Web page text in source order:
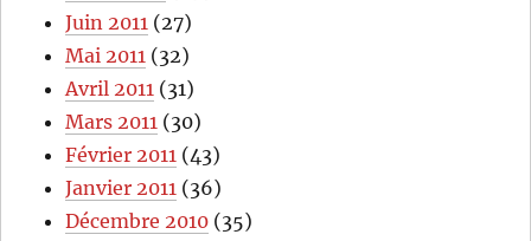
Juin 2011 (27)
Mai 2011 (32)
Avril 2011 (31)
Mars 2011 (30)
Février 2011 (43)
Janvier 2011 (36)
Décembre 2010 (35)